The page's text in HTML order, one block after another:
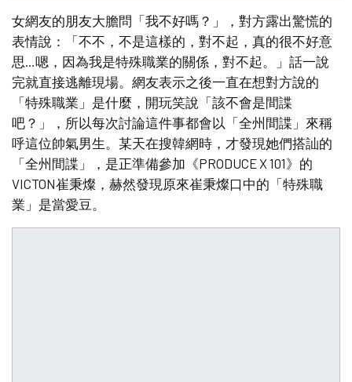
女網友的朋友大膽問「我不好嗎？」，對方露出驚慌的
表情說：「不不，不是這樣的，對不起，真的很不好意
思…嗯，因為我是特殊職業的關係，對不起。」話一說
完就直接逃離現場。網友表示之後一直在想對方說的
「特殊職業」是什麼，開玩笑說「該不會是間諜
吧？」，所以每次討論這件事都會以「全州間諜」來稱
呼這位帥氣男生。某天在搜韓網時，才發現她們搭訕的
「全州間諜」，是正準備參加《PRODUCE X 101》的
VICTON崔秉燦，赫然發現原來崔秉燦口中的「特殊職
業」是當愛豆。